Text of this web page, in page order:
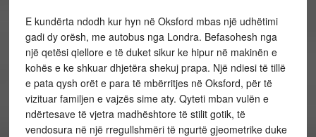
E kundërta ndodh kur hyn në Oksford mbas një udhëtimi
gadi dy orësh, me autobus nga Londra. Befasohesh nga
një qetësi qiellore e të duket sikur ke hipur në makinën e
kohës e ke shkuar dhjetëra shekuj prapa. Një ndiesi të tillë
e pata qysh orët e para të mbërritjes në Oksford, për të
vizituar familjen e vajzës sime aty. Qyteti mban vulën e
ndërtesave të vjetra madhështore të stilit gotik, të
vendosura në një rregullshmëri të ngurtë gjeometrike duke